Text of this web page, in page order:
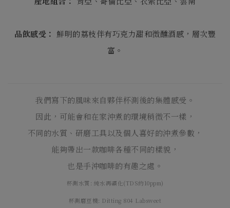
品飲感受： 鮮明的荔枝伴有巧克力甜和微醺酒感，層次豐
富。
我們寫下的風味來自夥伴杯測後的集體感受。
因此，可能會和在家沖煮的環境稍微不一樣，
不同的水質、研磨工具以及個人喜好的沖煮參數，
能夠帶出一款咖啡各種不同的樣貌，
也是手沖咖啡的有趣之處。
杯測水質: 純水再礦化(TDS約10ppm)
杯測磨豆機: Ditting 804 Labsweet